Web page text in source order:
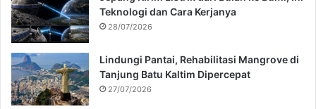
Teknologi dan Cara Kerjanya
28/07/2026
Lindungi Pantai, Rehabilitasi Mangrove di
Tanjung Batu Kaltim Dipercepat
27/07/2026